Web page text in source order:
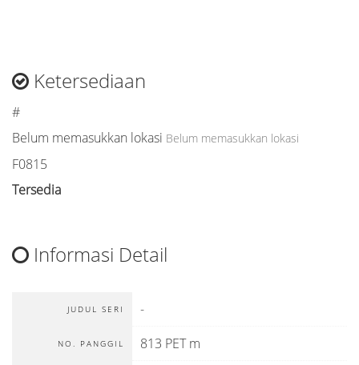
Ketersediaan
#
Belum memasukkan lokasi Belum memasukkan lokasi
F0815
Tersedia
Informasi Detail
JUDUL SERI -
NO. PANGGIL 813 PET m